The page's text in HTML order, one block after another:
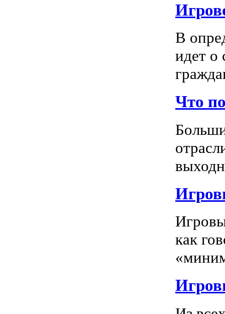
В
идет о
Что
как